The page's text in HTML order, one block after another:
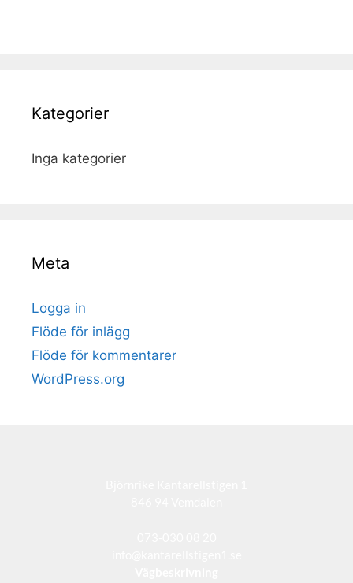
Kategorier
Inga kategorier
Meta
Logga in
Flöde för inlägg
Flöde för kommentarer
WordPress.org